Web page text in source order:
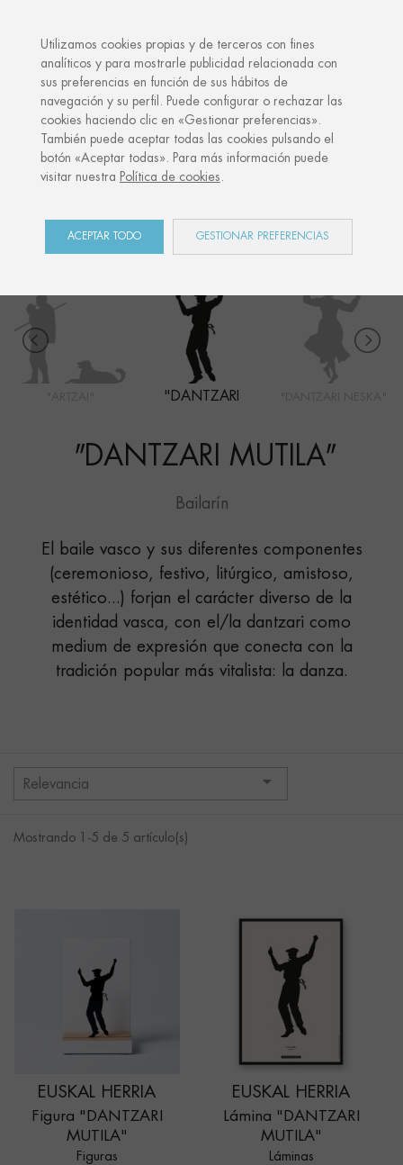
Shop Euskal Herria Dantzari Mutila
EUSKAL HERRIA
"DANTZARI
"DANTZARI MUTILA"
Bailarín
El baile vasco y sus diferentes componentes
(ceremonioso, festivo, litúrgico, amistoso,
estético...) forjan el carácter diverso de la
identidad vasca, con el/la dantzari como
medium de expresión que conecta con la
tradición popular más vitalista: la danza.
Relevancia 
Mostrando 1-5 de 5 artículo(s)
EUSKAL HERRIA
Figura "DANTZARI
MUTILA"
Figuras
EUSKAL HERRIA
Lámina "DANTZARI
MUTILA"
Láminas
Utilizamos cookies propias y de terceros con fines
analíticos y para mostrarle publicidad relacionada con
sus preferencias en función de sus hábitos de
navegación y su perfil. Puede configurar o rechazar las
cookies haciendo clic en «Gestionar preferencias».
También puede aceptar todas las cookies pulsando el
botón «Aceptar todas». Para más información puede
visitar nuestra Política de cookies.
ACEPTAR TODO GESTIONAR PREFERENCIAS